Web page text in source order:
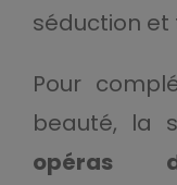
séduction et
Pour
beauté, la
opéras